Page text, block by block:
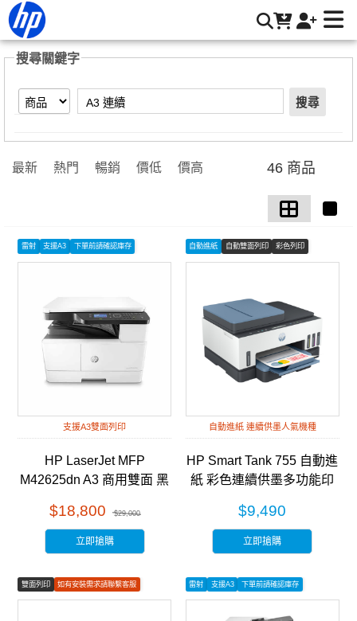
【A3 連續】搜尋結果 | HP® 惠普台灣原廠購物網
搜尋關鍵字
搜尋
最新 熱門 暢銷 價低 價高 46 商品
雷射 支援A3 下單前請確認庫存
支援A3雙面列印
HP LaserJet MFP
M42625dn A3 商用雙面 黑
(8AF52A)
$18,800 $29,000
立即搶購
自動進紙 自動雙面列印 彩色列印
自動進紙 連續供墨人氣機種
HP Smart Tank 755 自動進
紙 彩色連續供墨多功能印
$9,490
立即搶購
雙面列印
如有安裝需求請聯繫客服
彩色列印
雷射 支援A3 下單前請確認庫存